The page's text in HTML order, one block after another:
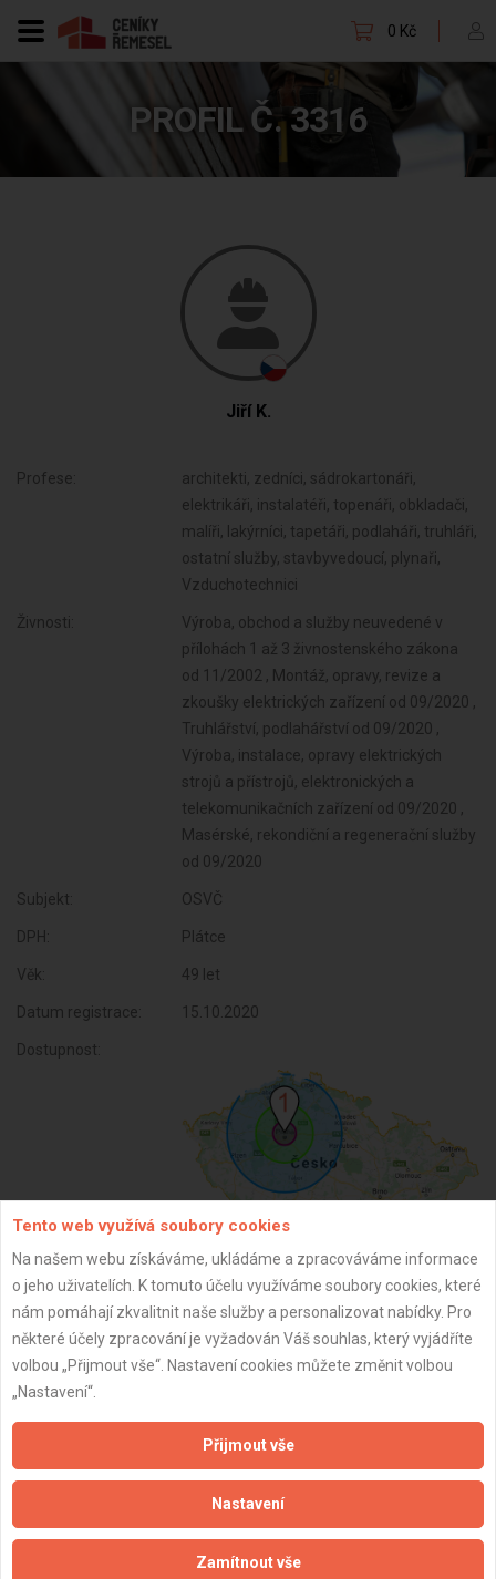
0 Kč
PROFIL Č. 3316
Jiří K.
Profese:
architekti, zedníci, sádrokartonáři,
elektrikáři, instalatéři, topenáři, obkladači,
malíři, lakýrníci, tapetáři, podlaháři, truhláři,
ostatní služby, stavbyvedoucí, plynaři,
Vzduchotechnici
Živnosti:
Výroba, obchod a služby neuvedené v
přílohách 1 až 3 živnostenského zákona
od 11/2002 , Montáž, opravy, revize a
zkoušky elektrických zařízení od 09/2020 ,
Truhlářství, podlahářství od 09/2020 ,
Výroba, instalace, opravy elektrických
strojů a přístrojů, elektronických a
telekomunikačních zařízení od 09/2020 ,
Masérské, rekondiční a regenerační služby
od 09/2020
Subjekt: OSVČ
DPH: Plátce
Věk: 49 let
Datum registrace: 15.10.2020
Dostupnost:
ZPĚT
Naše firmy a řemeslníci
Tento web využívá soubory cookies
Na našem webu získáváme, ukládáme a zpracováváme informace
o jeho uživatelích. K tomuto účelu využíváme soubory cookies, které
nám pomáhají zkvalitnit naše služby a personalizovat nabídky. Pro
některé účely zpracování je vyžadován Váš souhlas, který vyjádříte
volbou „Přijmout vše“. Nastavení cookies můžete změnit volbou
„Nastavení“.
Přijmout vše
Nastavení
Zamítnout vše